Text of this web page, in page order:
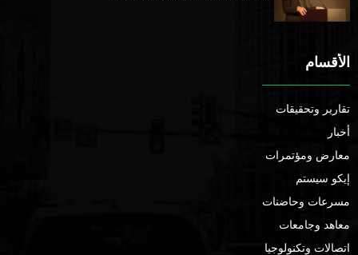
الأقسام
تقارير وتحقيقات
أخبار
معارض ومؤتمرات
إيكو سيستم
مسرعات وحاضنات
معاهد وجامعات
اتصالات وتكنولوجيا